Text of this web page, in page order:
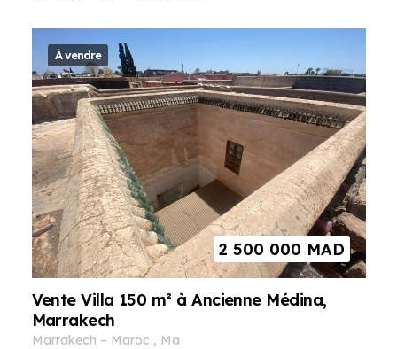
À vendre
2 500 000 MAD
Vente Villa 150 m² à Ancienne Médina,
Marrakech
marrakech – maroc , ma